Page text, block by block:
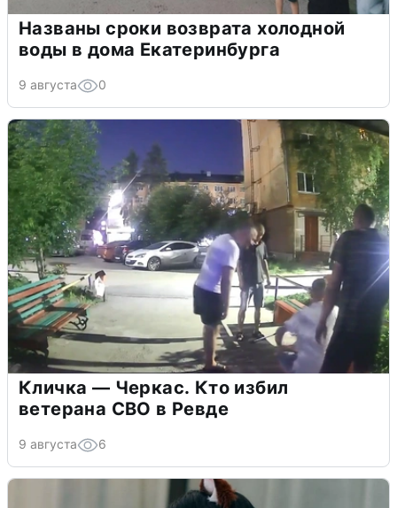
Названы сроки возврата холодной
воды в дома Екатеринбурга
9 августа 0
Кличка — Черкас. Кто избил
ветерана СВО в Ревде
9 августа 6